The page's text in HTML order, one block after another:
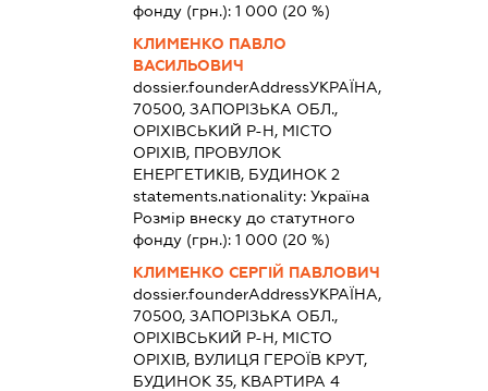
фонду (грн.): 1 000 (20 %)
КЛИМЕНКО ПАВЛО
ВАСИЛЬОВИЧ
dossier.founderAddressУКРАЇНА,
70500, ЗАПОРІЗЬКА ОБЛ.,
ОРІХІВСЬКИЙ Р-Н, МІСТО
ОРІХІВ, ПРОВУЛОК
ЕНЕРГЕТИКІВ, БУДИНОК 2
statements.nationality: Україна
Розмір внеску до статутного
фонду (грн.): 1 000 (20 %)
КЛИМЕНКО СЕРГІЙ ПАВЛОВИЧ
dossier.founderAddressУКРАЇНА,
70500, ЗАПОРІЗЬКА ОБЛ.,
ОРІХІВСЬКИЙ Р-Н, МІСТО
ОРІХІВ, ВУЛИЦЯ ГЕРОЇВ КРУТ,
БУДИНОК 35, КВАРТИРА 4